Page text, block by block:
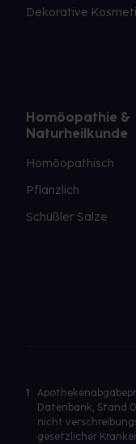
Dekorative
Homöopathie &
Naturheilkunde
Homöopathisch
Pflanzlich
Schüßler Salze
1
Datenbank, Stand
nicht
gesetzlicher